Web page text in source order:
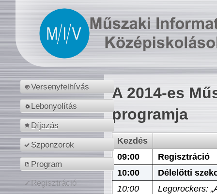
Versenyfelhívás
Lebonyolítás
Díjazás
Szponzorok
Program
Regisztráció
A 2014-es
programja
Kezdés
09:00
Regisztráció
10:00
Délelőtti
10:00
Legorockers: